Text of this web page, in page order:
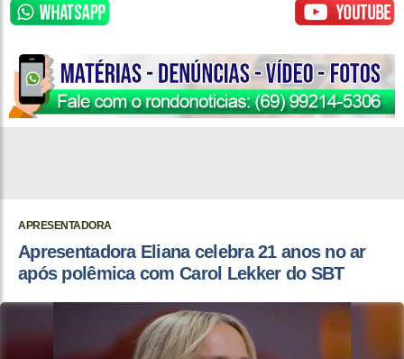
APRESENTADORA
Apresentadora Eliana celebra 21 anos no ar
após polêmica com Carol Lekker do SBT